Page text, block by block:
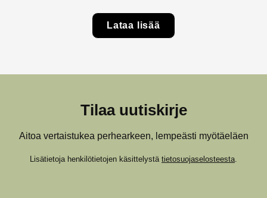
Lataa lisää
Tilaa uutiskirje
Aitoa vertaistukea perhearkeen, lempeästi myötäeläen
Lisätietoja henkilötietojen käsittelystä tietosuojaselosteesta